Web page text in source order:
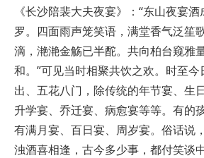
《长沙陪裴大夫夜宴》：“东山夜宴
罗。四面雨声笼笑语，满堂香气泛笙
滴，滟滟金觞已半酡。‎共向柏台窥雅
和。”可见当时相聚共饮之欢。时至
出、五花八门，除传统的年节宴、生
升学宴、乔迁宴、病愈宴等等。有的
有满月宴、百日宴、周岁宴。俗话说
浊酒喜相逢，古今多少事，都付笑谈